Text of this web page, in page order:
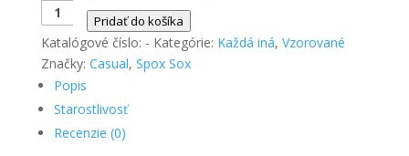
množstvo
Veselé
ponožky
Cestovanie
-
Spox
Sox
Pridať do košíka
Katalógové číslo: - Kategórie: Každá iná, Vzorované
Značky: Casual, Spox Sox
Popis
Starostlivosť
Recenzie (0)